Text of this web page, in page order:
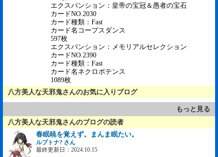
エクスパンション：皇帝の宝冠＆愚者の宝石
カードNO.2030
カード種類：Fast
カード名コープスダンス
597枚
エクスパンション：メモリアルセレクション
カードNO.2390
カード種類：Fast
カード名ネクロポテンス
1089枚
八方美人な天邪鬼さんのお気に入りブログ
もっと見る
八方美人な天邪鬼さんのブログの読者
春眠暁を覚えず。まんま眠たい。
ルプトナ? さん
最終更新日：2024.10.15